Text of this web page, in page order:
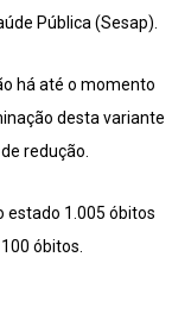
Pública (Sesap).
há até o momento
desta variante
redução.
estado 1.005 óbitos
óbitos.